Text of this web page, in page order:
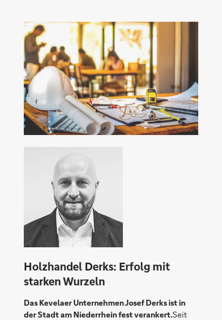
Holzhandel Derks: Erfolg mit
starken Wurzeln
Das Kevelaer Unternehmen Josef Derks ist in
der Stadt am Niederrhein fest verankert.Seit